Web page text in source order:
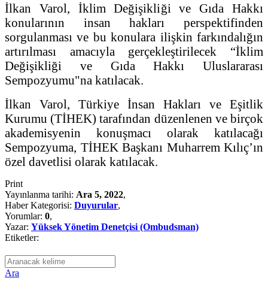
İlkan Varol, İklim Değişikliği ve Gıda Hakkı
konularının insan hakları perspektifinden
sorgulanması ve bu konulara ilişkin farkındalığın
artırılması amacıyla gerçekleştirilecek “İklim
Değişikliği ve Gıda Hakkı Uluslararası
Sempozyumu"na katılacak.
İlkan Varol, Türkiye İnsan Hakları ve Eşitlik
Kurumu (TİHEK) tarafından düzenlenen ve birçok
akademisyenin konuşmacı olarak katılacağı
Sempozyuma, TİHEK Başkanı Muharrem Kılıç’ın
özel davetlisi olarak katılacak.
Print
Yayınlanma tarihi: Ara 5, 2022,
Haber Kategorisi: Duyurular,
Yorumlar: 0,
Yazar: Yüksek Yönetim Denetçisi (Ombudsman)
Etiketler:
Ara